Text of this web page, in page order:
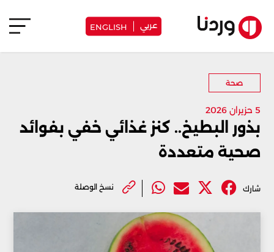
عربي ENGLISH
صحة
5 حزيران 2026
بذور البطيخ.. كنز غذائي خفي بفوائد
صحية متعددة
شارك نسخ الوصلة